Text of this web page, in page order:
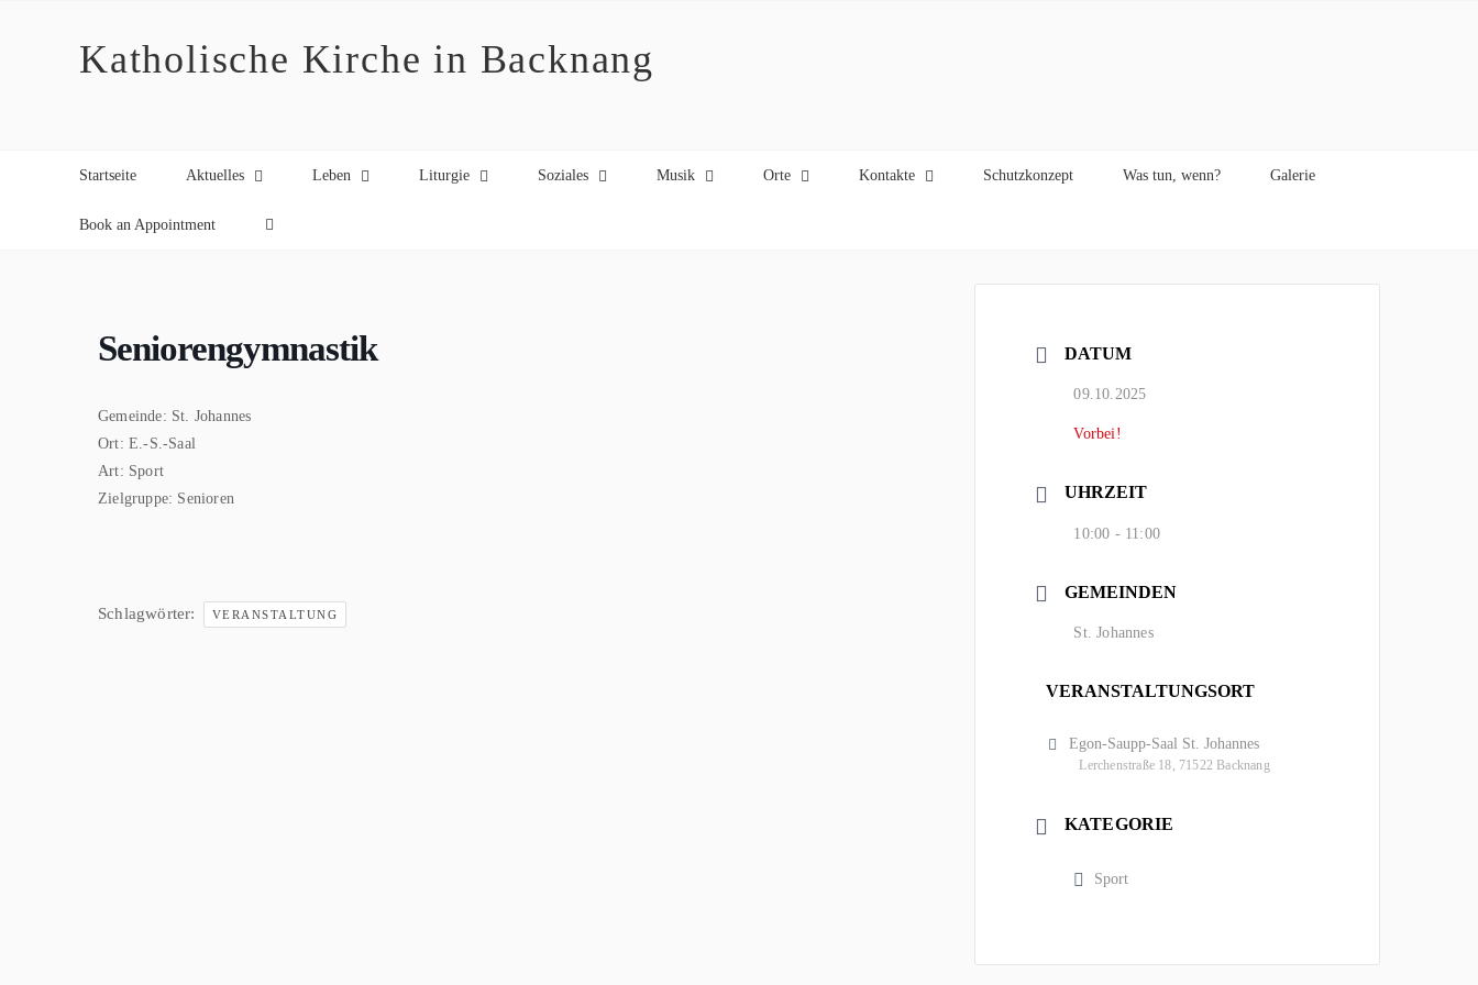
Katholische Kirche in Backnang
Startseite Aktuelles Leben Liturgie Soziales Musik Orte Kontakte Schutzkonzept Was tun, wenn? Galerie
Book an Appointment
Seniorengymnastik
Gemeinde: St. Johannes
Ort: E.-S.-Saal
Art: Sport
Zielgruppe: Senioren
Schlagwörter: VERANSTALTUNG
DATUM
09.10.2025
Vorbei!
UHRZEIT
10:00 - 11:00
GEMEINDEN
St. Johannes
VERANSTALTUNGSORT
Egon-Saupp-Saal St. Johannes
Lerchenstraße 18, 71522 Backnang
KATEGORIE
Sport